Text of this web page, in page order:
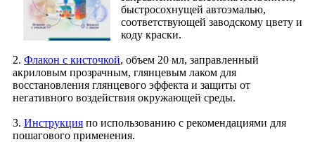
быстросохнущей автоэмалью,
соответствующей заводскому цвету и
коду краски.
2. Флакон с кисточкой, объем 20 мл, заправленный
акриловым прозрачным, глянцевым лаком для
восстановления глянцевого эффекта и защиты от
негативного воздействия окружающей среды.
3. Инструкция по использованию с рекомендациями для
пошагового применения.